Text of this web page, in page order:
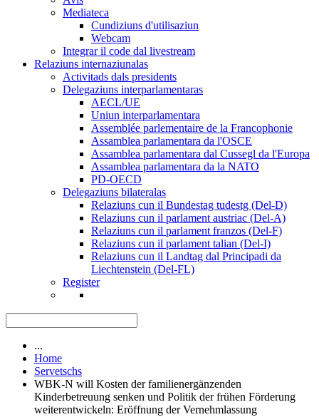
Mediateca
Cundiziuns d'utilisaziun
Webcam
Integrar il code dal livestream
Relaziuns internaziunalas
Activitads dals presidents
Delegaziuns interparlamentaras
AECL/UE
Uniun interparlamentara
Assemblée parlementaire de la Francophonie
Assamblea parlamentara da l'OSCE
Assamblea parlamentara dal Cussegl da l'Europa
Assamblea parlamentara da la NATO
PD-OECD
Delegaziuns bilateralas
Relaziuns cun il Bundestag tudestg (Del-D)
Relaziuns cun il parlament austriac (Del-A)
Relaziuns cun il parlament franzos (Del-F)
Relaziuns cun il parlament talian (Del-I)
Relaziuns cun il Landtag dal Principadi da
Liechtenstein (Del-FL)
Register
...
Home
Servetschs
WBK-N will Kosten der familienergänzenden
Kinderbetreuung senken und Politik der frühen Förderung
weiterentwickeln: Eröffnung der Vernehmlassung